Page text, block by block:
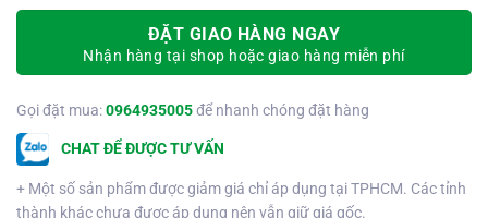
ĐẶT GIAO HÀNG NGAY
Nhận hàng tại shop hoặc giao hàng miễn phí
Gọi đặt mua:0964935005để nhanh chóng đặt hàng
CHAT ĐỂ ĐƯỢC TƯ VẤN
+ Một số sản phẩm được giảm giá chỉ áp dụng tại TPHCM. Các tỉnh
thành khác chưa được áp dụng nên vẫn giữ giá gốc.